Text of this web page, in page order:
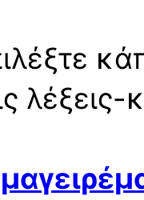
λέξεις-